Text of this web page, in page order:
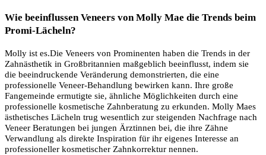
Wie beeinflussen Veneers von Molly Mae die Trends beim
Promi-Lächeln?
Molly ist es.Die Veneers von Prominenten haben die Trends in der
Zahnästhetik in Großbritannien maßgeblich beeinflusst, indem sie
die beeindruckende Veränderung demonstrierten, die eine
professionelle Veneer-Behandlung bewirken kann. Ihre große
Fangemeinde ermutigte sie, ähnliche Möglichkeiten durch eine
professionelle kosmetische Zahnberatung zu erkunden. Molly Maes
ästhetisches Lächeln trug wesentlich zur steigenden Nachfrage nach
Veneer Beratungen bei jungen Ärztinnen bei, die ihre Zähne
Verwandlung als direkte Inspiration für ihr eigenes Interesse an
professioneller kosmetischer Zahnkorrektur nennen.